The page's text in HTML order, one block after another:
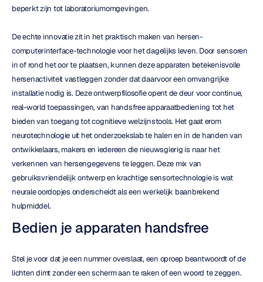
beperkt zijn tot laboratoriumomgevingen.
De echte innovatie zit in het praktisch maken van hersen-
computerinterface-technologie voor het dagelijks leven. Door sensoren
in of rond het oor te plaatsen, kunnen deze apparaten betekenisvolle
hersenactiviteit vastleggen zonder dat daarvoor een omvangrijke
installatie nodig is. Deze ontwerpfilosofie opent de deur voor continue,
real-world toepassingen, van handsfree apparaatbediening tot het
bieden van toegang tot cognitieve welzijnstools. Het gaat erom
neurotechnologie uit het onderzoekslab te halen en in de handen van
ontwikkelaars, makers en iedereen die nieuwsgierig is naar het
verkennen van hersengegevens te leggen. Deze mix van
gebruiksvriendelijk ontwerp en krachtige sensortechnologie is wat
neurale oordopjes onderscheidt als een werkelijk baanbrekend
hulpmiddel.
Bedien je apparaten handsfree
Stel je voor dat je een nummer overslaat, een oproep beantwoordt of de
lichten dimt zonder een scherm aan te raken of een woord te zeggen.